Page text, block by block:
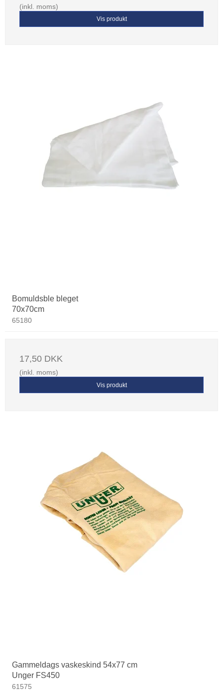
(inkl. moms)
Vis produkt
Bomuldsble bleget
70x70cm
65180
17,50 DKK
(inkl. moms)
Vis produkt
Gammeldags vaskeskind 54x77 cm
Unger FS450
61575